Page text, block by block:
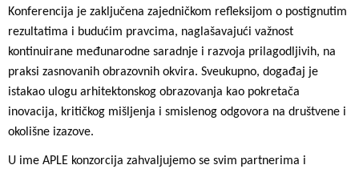
Konferencija je zaključena zajedničkom refleksijom o postignutim
rezultatima i budućim pravcima, naglašavajući važnost
kontinuirane međunarodne saradnje i razvoja prilagodljivih, na
praksi zasnovanih obrazovnih okvira. Sveukupno, događaj je
istakao ulogu arhitektonskog obrazovanja kao pokretača
inovacija, kritičkog mišljenja i smislenog odgovora na društvene i
okolišne izazove.
U ime APLE konzorcija zahvaljujemo se svim partnerima i